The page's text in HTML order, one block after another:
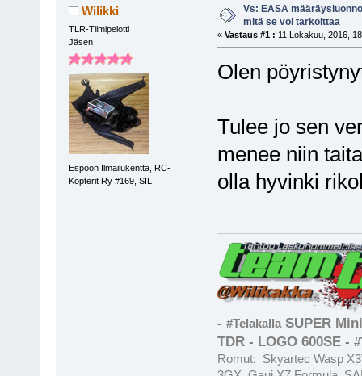
Wilikki
TLR-Tiimipelotti
Jäsen
Espoon Ilmailukenttä, RC-
Kopterit Ry #169, SIL
Vs: EASA
mitä se voi tarkoittaa
« Vastaus #1 : 11 Lokakuu, 2016,
Olen
Tulee jo sen
menee niin
olla hyvinki
- #TelakallaSUPER
TDR - LOGO 600SE -
Romut: Skyartec Wasp